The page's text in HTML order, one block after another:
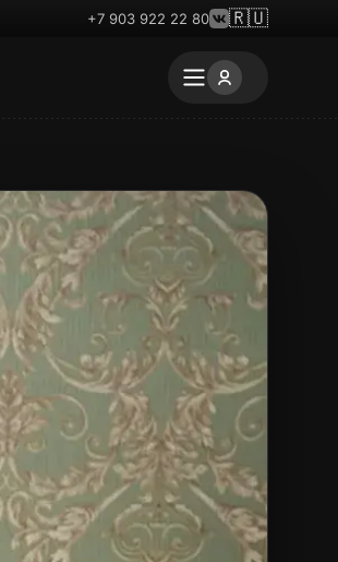
+7 903 922 22 80 🇷🇺